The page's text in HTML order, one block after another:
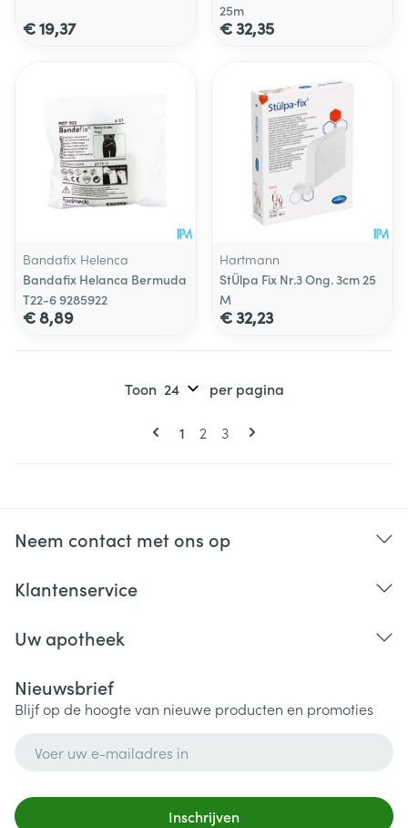
€ 19,37
25m
€ 32,35
Bandafix Helenca
Bandafix Helanca Bermuda
T22-6 9285922
€ 8,89
Hartmann
StÜlpa Fix Nr.3 Ong. 3cm 25
M
€ 32,23
Pagina's
U lees momenteel pagina
1 Pagina
2 Pagina
3
Toon per pagina
Neem contact met ons op
Klantenservice
Uw apotheek
Nieuwsbrief
Blijf op de hoogte van nieuwe producten en promoties
Inschrijven